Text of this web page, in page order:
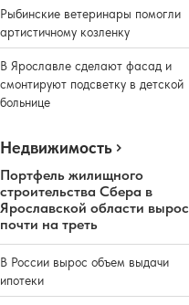
Рыбинские ветеринары помогли
артистичному козленку
В Ярославле сделают фасад и
смонтируют подсветку в детской
больнице
Недвижимость
Портфель жилищного
строительства Сбера в
Ярославской области вырос
почти на треть
В России вырос объем выдачи
ипотеки